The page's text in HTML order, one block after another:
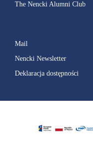
The Nencki Alumni Club
Mail
Nencki Newsletter
Deklaracja dostępności